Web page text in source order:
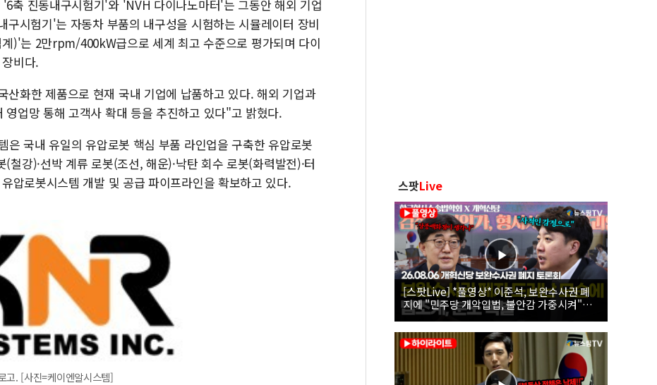
축 진동내구시험기'와 'NVH 다이나노마터'는 그동안 해외 기업
시험기'는 자동차 부품의 내구성을 시험하는 시뮬레이터 장비
)'는 2만rpm/400kW급으로 세계 최고 수준으로 평가되며 다이
비다.
산화한 제품으로 현재 국내 기업에 납품하고 있다. 해외 기업과
업망 통해 고객사 확대 등을 추진하고 있다"고 밝혔다.
은 국내 유일의 유압로봇 핵심 부품 라인업을 구축한 유압로봇
강)·선박 계류 로봇(조선, 해운)·낙탄 회수 로봇(화력발전)·터
압로봇시스템 개발 및 공급 파이프라인을 확보하고 있다.
고. [사진=케이엔알시스템]
스팟Live
[스팟Live] *풀영상* 이준석, 보완수사권 폐
지에 "민주당 개악입법, 불안감 가중시켜"｜
26.08.06 개혁신당 보완수사권 폐지 토론회